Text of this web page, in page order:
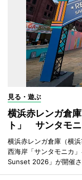
見る・遊ぶ
横浜赤レンガ倉
ト」 サンタモ
横浜赤レンガ倉庫（横
西海岸「サンタモニカ
Sunset 2026」が開催さ